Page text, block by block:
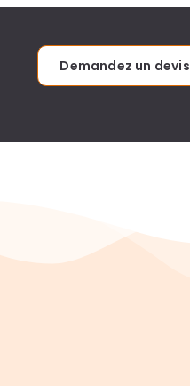
Demandez un devis